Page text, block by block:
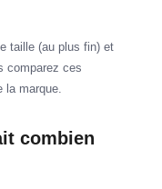
taille (au plus fin) et
comparez ces
la marque.
combien